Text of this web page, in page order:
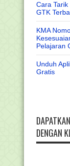
Cara
GTK
KMA
Pelajaran
Unduh
Gratis
DENGAN